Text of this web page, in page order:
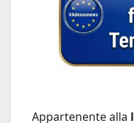
Appartenente alla